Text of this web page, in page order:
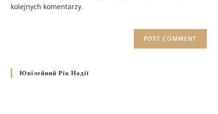
kolejnych komentarzy.
Ювілейний Рік Надії